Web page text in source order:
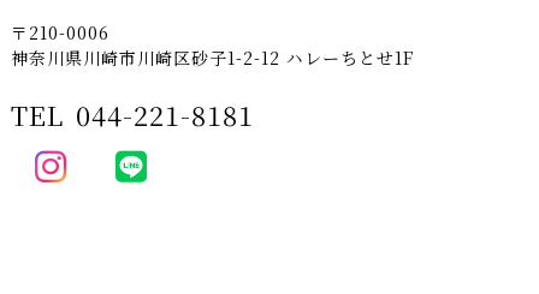
〒210-0006
神奈川県川崎市川崎区砂子1-2-12 ハレーちとせ1F
TEL 044-221-8181